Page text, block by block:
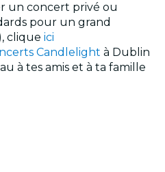
un concert privé ou
pour un grand
clique ici
Candlelight à Dublin
à tes amis et à ta famille